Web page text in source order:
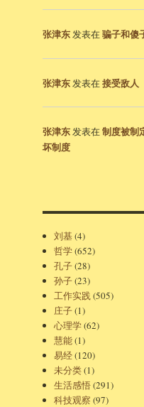
张津东发表在骗子和傻
张津东发表在接受敌人
张津东发表在制度被制
坏制度
刘基(4)
哲学(652)
孔子(28)
孙子(23)
工作实践(505)
庄子(1)
心理学(62)
慧能(1)
易经(120)
未分类(1)
生活感悟(291)
科技观察 (97)